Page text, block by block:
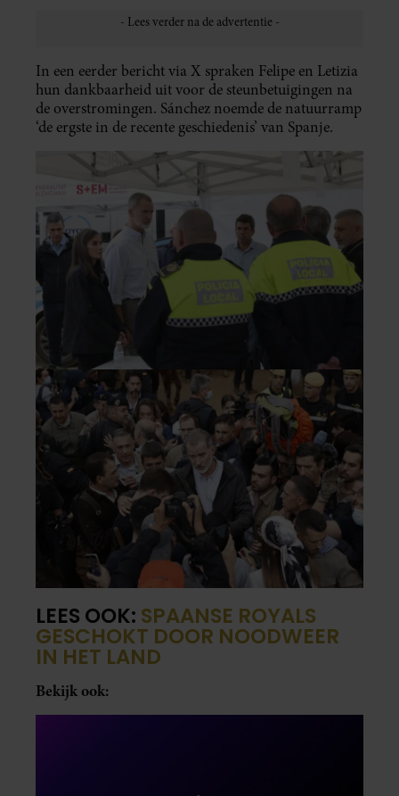
In een eerder bericht via X spraken Felipe en Letizia
hun dankbaarheid uit voor de steunbetuigingen na
de overstromingen. Sánchez noemde de natuurramp
‘de ergste in de recente geschiedenis’ van Spanje.
LEES OOK: SPAANSE ROYALS
GESCHOKT DOOR NOODWEER
IN HET LAND
Bekijk ook: